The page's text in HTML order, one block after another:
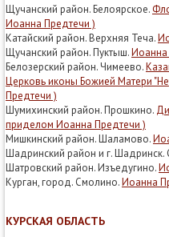
Щучанский район. Белоярское.
Иоанна Предтечи )
Катайский район. Верхняя Теча.
Щучанский район. Пуктыш.Иоанна
Белозерский район. Чимеево.
Церковь иконы Божией Матери
Предтечи )
Шумихинский район. Прошкино.
приделом Иоанна Предтечи )
Мишкинский район. Шаламово.
Шадринский район и г. Шадринск.
Шатровский район. Изъедугино.
Курган, город. Смолино.Иоанна
КУРСКАЯ ОБЛАСТЬ